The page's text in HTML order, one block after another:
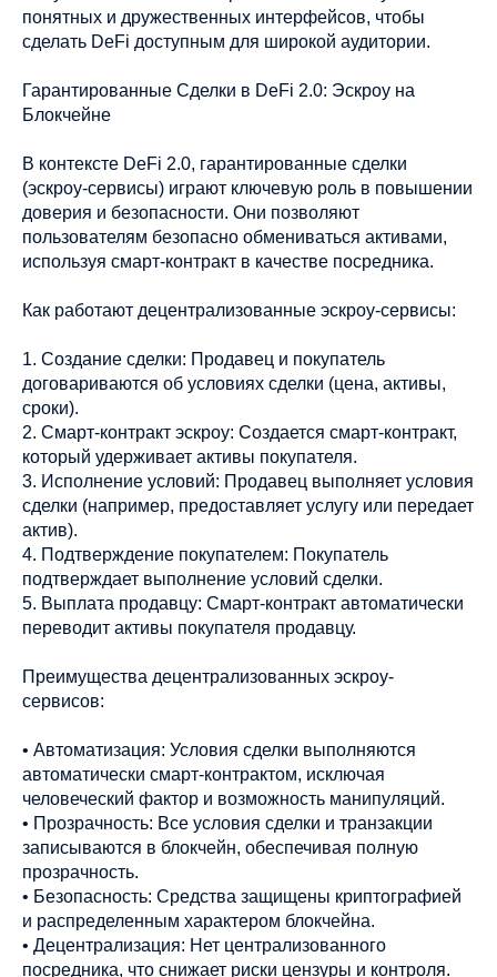
понятных и дружественных интерфейсов, чтобы
сделать DeFi доступным для широкой аудитории.
Гарантированные Сделки в DeFi 2.0: Эскроу на
Блокчейне
В контексте DeFi 2.0, гарантированные сделки
(эскроу-сервисы) играют ключевую роль в повышении
доверия и безопасности. Они позволяют
пользователям безопасно обмениваться активами,
используя смарт-контракт в качестве посредника.
Как работают децентрализованные эскроу-сервисы:
1. Создание сделки: Продавец и покупатель
договариваются об условиях сделки (цена, активы,
сроки).
2. Смарт-контракт эскроу: Создается смарт-контракт,
который удерживает активы покупателя.
3. Исполнение условий: Продавец выполняет условия
сделки (например, предоставляет услугу или передает
актив).
4. Подтверждение покупателем: Покупатель
подтверждает выполнение условий сделки.
5. Выплата продавцу: Смарт-контракт автоматически
переводит активы покупателя продавцу.
Преимущества децентрализованных эскроу-
сервисов:
• Автоматизация: Условия сделки выполняются
автоматически смарт-контрактом, исключая
человеческий фактор и возможность манипуляций.
• Прозрачность: Все условия сделки и транзакции
записываются в блокчейн, обеспечивая полную
прозрачность.
• Безопасность: Средства защищены криптографией
и распределенным характером блокчейна.
• Децентрализация: Нет централизованного
посредника, что снижает риски цензуры и контроля.